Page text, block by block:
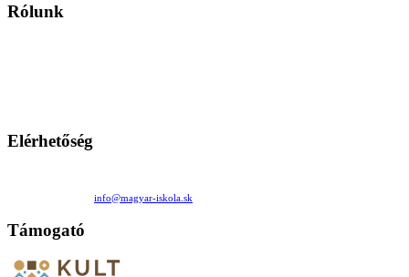
Rólunk
Elérhetőség
info@magyar-iskola.sk
Támogató